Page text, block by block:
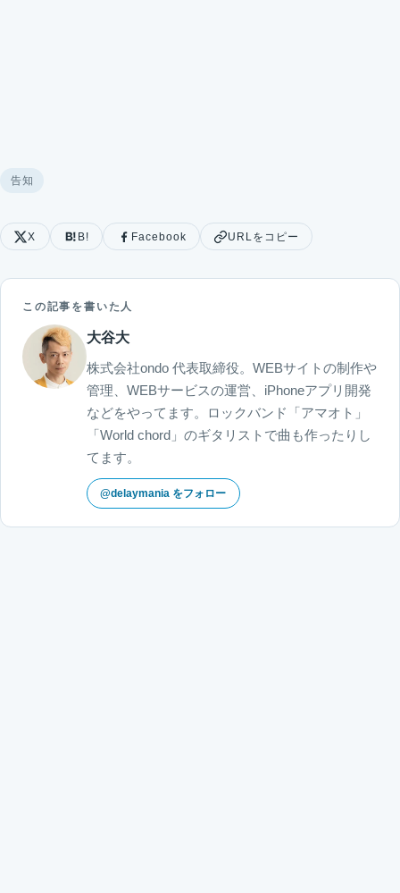
告知
X B! Facebook URLをコピー
この記事を書いた人
大谷大
株式会社ondo 代表取締役。WEBサイトの制作や
管理、WEBサービスの運営、iPhoneアプリ開発
などをやってます。ロックバンド「アマオト」
「World chord」のギタリストで曲も作ったりし
てます。
@delaymania をフォロー